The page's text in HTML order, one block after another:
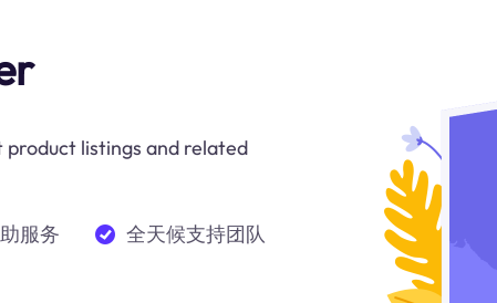
listings and related
服务 全天候支持团队